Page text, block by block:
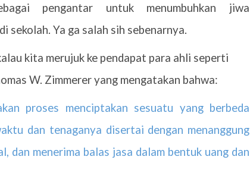
pengantar untuk menumbuhkan jiwa
sekolah. Ya ga salah sih sebenarnya.
kita merujuk ke pendapat para ahli seperti
W. Zimmerer yang mengatakan bahwa:
proses menciptakan sesuatu yang berbeda
dan tenaganya disertai dengan menanggung
dan menerima balas jasa dalam bentuk uang dan